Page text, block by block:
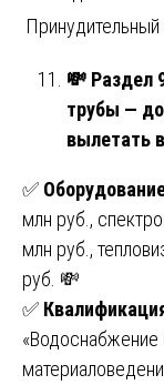
💸 Раздел
трубы —
вылетать
✅
млн руб.,
млн руб.,
руб. 💸
✅
«Водоснабжение